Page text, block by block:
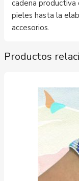
cadena
pieles hasta la
accesorios.
Productos